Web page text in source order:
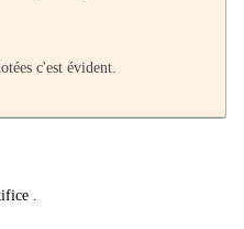
c'est évident.
.